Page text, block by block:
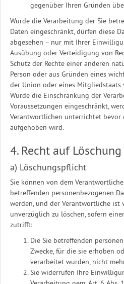
gegenüber Ihren Gründen
Wurde die Verarbeitung der Sie
Daten eingeschränkt, dürfen diese
abgesehen – nur mit Ihrer
Ausübung oder Verteidigung von
Schutz der Rechte einer anderen
Person oder aus Gründen eines
der Union oder eines Mitgliedstaats
Wurde die Einschränkung der
Voraussetzungen eingeschränkt,
Verantwortlichen unterrichtet bevor
aufgehoben wird.
4. Recht auf Löschung
a) Löschungspflicht
Sie können von dem
betreffenden personenbezogenen
werden, und der Verantwortliche ist
unverzüglich zu löschen, sofern
zutrifft:
Die Sie betreffenden
Zwecke, für die sie erhoben
verarbeitet wurden, nicht
Sie widerrufen Ihre